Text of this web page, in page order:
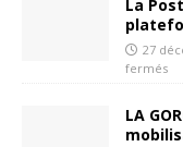
La
27
fermés
LA